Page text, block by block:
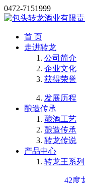
0472-7151999
首 页
走进转龙
公司简介
企业文化
获得荣誉
发展历程
酿造传承
酿酒工艺
酿造传承
转龙传说
产品中心
转龙王系
42度